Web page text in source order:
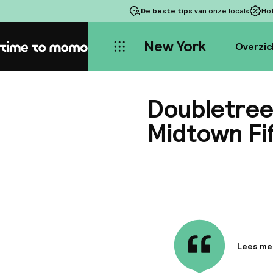
De beste tips van onze locals
Home New York
Midtown
Lees